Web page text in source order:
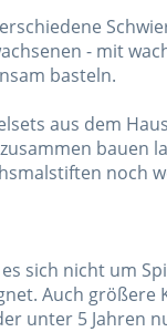
- mit
basteln.
aus dem
bauen
noch
sich nicht um
Auch
unter 5 Jahren